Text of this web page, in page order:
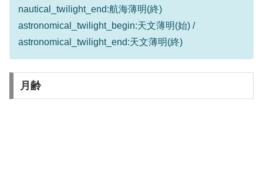
nautical_twilight_end:航海薄明(終)
astronomical_twilight_begin:天文薄明(始) /
astronomical_twilight_end:天文薄明(終)
月齢